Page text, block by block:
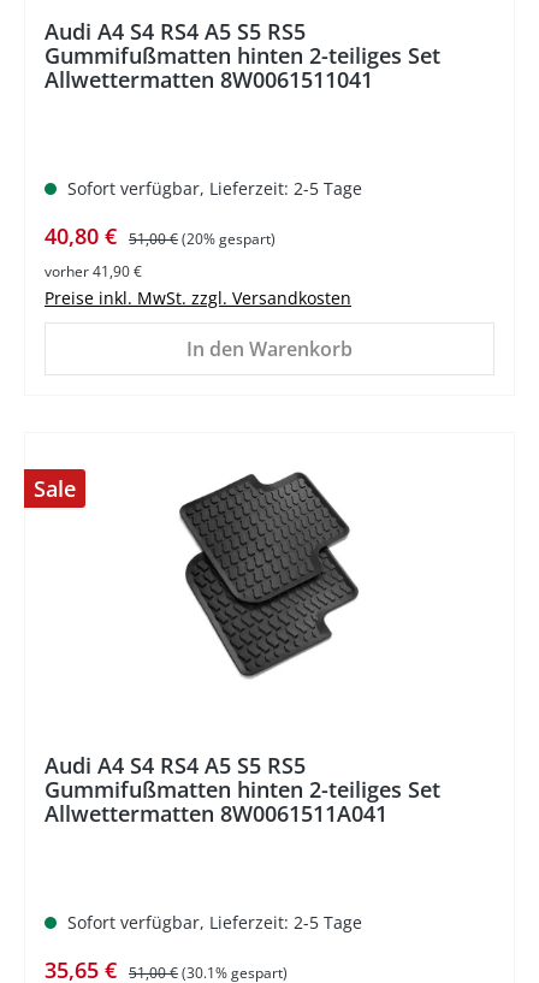
Audi A4 S4 RS4 A5 S5 RS5
Gummifußmatten hinten 2-teiliges Set
Allwettermatten 8W0061511041
Sofort verfügbar, Lieferzeit: 2-5 Tage
Verkaufspreis:
40,80 € Regulärer Preis:
51,00 €(20% gespart)
vorher 41,90 €
Preise inkl. MwSt. zzgl. Versandkosten
In den Warenkorb
Sale
Audi A4 S4 RS4 A5 S5 RS5
Gummifußmatten hinten 2-teiliges Set
Allwettermatten 8W0061511A041
Sofort verfügbar, Lieferzeit: 2-5 Tage
Verkaufspreis:
35,65 € Regulärer Preis:
51,00 €(30.1% gespart)